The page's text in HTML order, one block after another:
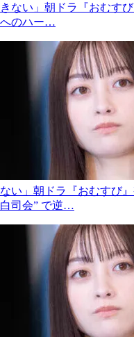
きない」朝ドラ『おむす
へのハー…
ない」朝ドラ『おむすび
白司会” で逆…